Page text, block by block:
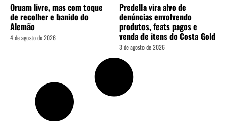
Oruam livre, mas com toque
de recolher e banido do
Alemão
4 de agosto de 2026
Predella vira alvo de
denúncias envolvendo
produtos, feats pagos e
venda de itens do Costa Gold
3 de agosto de 2026